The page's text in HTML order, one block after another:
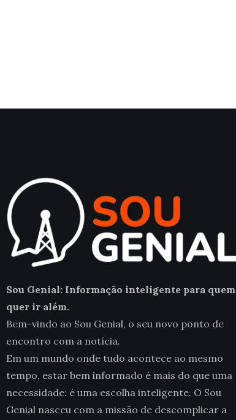
Sou Genial: Informação inteligente para quem
quer ir além.
Bem-vindo ao Sou Genial, o seu novo ponto de
encontro com a notícia.
Em um mundo onde tudo acontece ao mesmo
tempo, estar bem informado é mais do que uma
necessidade: é uma escolha inteligente. O Sou
Genial nasceu com a missão de descomplicar a